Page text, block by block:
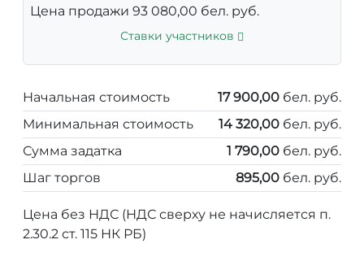
Цена продажи 93 080,00 бел. руб.
Ставки участников
Начальная стоимость 17 900,00 бел. руб.
Минимальная стоимость
14 320,00 бел. руб.
Сумма задатка
1 790,00 бел. руб.
Шаг торгов
895,00 бел. руб.
Цена без НДС (НДС сверху не начисляется п.
2.30.2 ст. 115 НК РБ)